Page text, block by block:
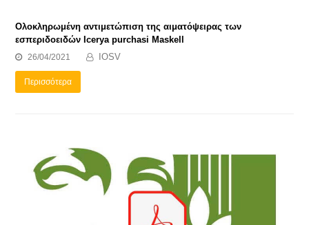
Ολοκληρωμένη αντιμετώπιση της αιματόψειρας των
εσπεριδοειδών Icerya purchasi Maskell
26/04/2021 IOSV
Περισσότερα